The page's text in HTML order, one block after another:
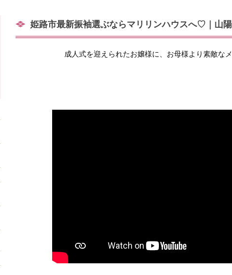
姫路市最新振袖選ぶならマリリンハウスへ♡｜山
成人式を迎えられたお嬢様に、お母様より素敵な